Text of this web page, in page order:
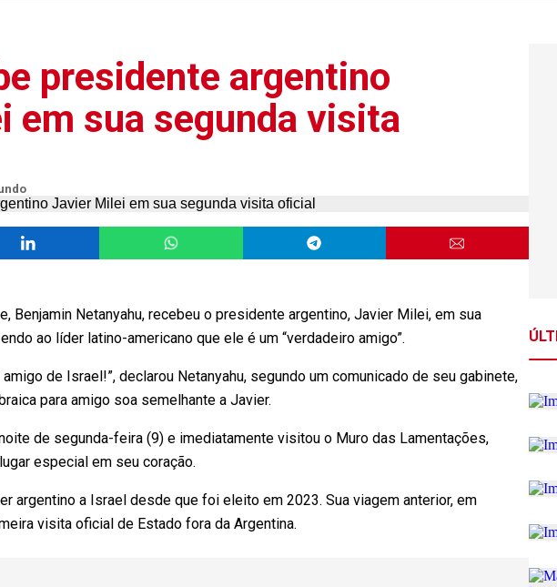
presidente argentino
em sua segunda visita
Benjamin Netanyahu, recebeu o presidente argentino, Javier Milei, em sua
ao líder latino-americano que ele é um “verdadeiro amigo”.
de Israel!”, declarou Netanyahu, segundo um comunicado de seu gabinete,
para amigo soa semelhante a Javier.
de segunda-feira (9) e imediatamente visitou o Muro das Lamentações,
especial em seu coração.
argentino a Israel desde que foi eleito em 2023. Sua viagem anterior, em
visita oficial de Estado fora da Argentina.